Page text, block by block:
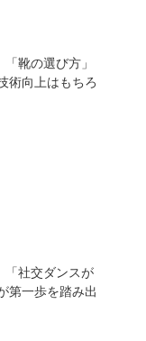
靴の選び方」
術向上はもちろ
「社交ダンスが
第一歩を踏み出